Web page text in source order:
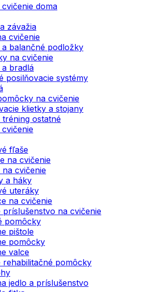
doma
závažia
cvičenie
a balančné podložky
na cvičenie
bradlá
posilňovacie systémy
na cvičenie
klietky a stojany
tréning ostatné
fľaše
na cvičenie
na cvičenie
a háky
uteráky
na cvičenie
príslušenstvo na cvičenie
pomôcky
pištole
pomôcky
valce
rehabilitačné pomôcky
jedlo a príslušenstvo